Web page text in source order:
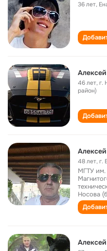
36 лет,
46 лет,г.
район)
48 лет,г.
МГТУ им.
Носова